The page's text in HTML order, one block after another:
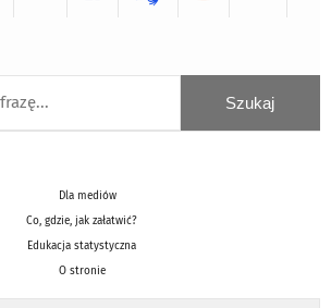
Dla mediów
Co, gdzie, jak załatwić?
Edukacja statystyczna
O stronie